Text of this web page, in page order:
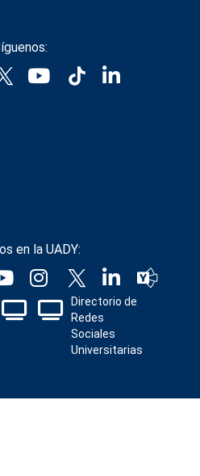
en la UADY:
Directorio de
Redes
Sociales
Universitarias